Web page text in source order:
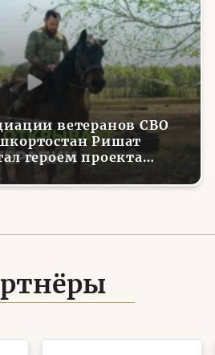
ветеранов СВО
Ришат
героем проекта
«Держи удар! С